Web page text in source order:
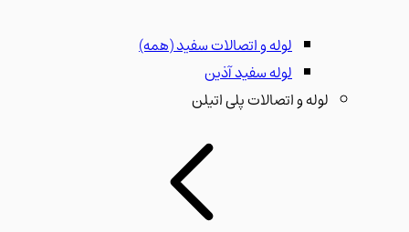
لوله و اتصالات سفید(همه)
لوله سفید آذین
لوله و اتصالات پلی اتیلن